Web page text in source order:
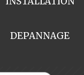
DEPANNAGE